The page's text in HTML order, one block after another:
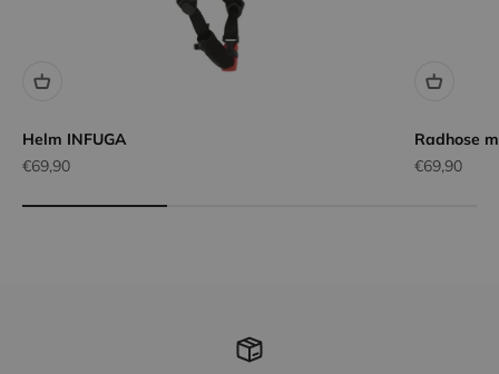
Helm INFUGA
Angebot
€69,90
Radhose
Angebot
€69,90